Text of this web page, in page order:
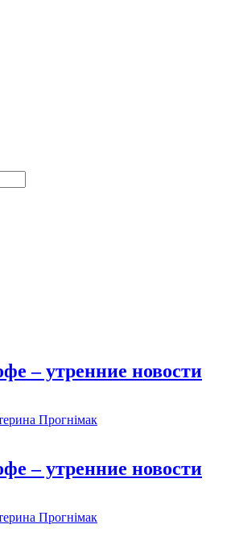
– утренние новости
Прогнімак
– утренние новости
Прогнімак